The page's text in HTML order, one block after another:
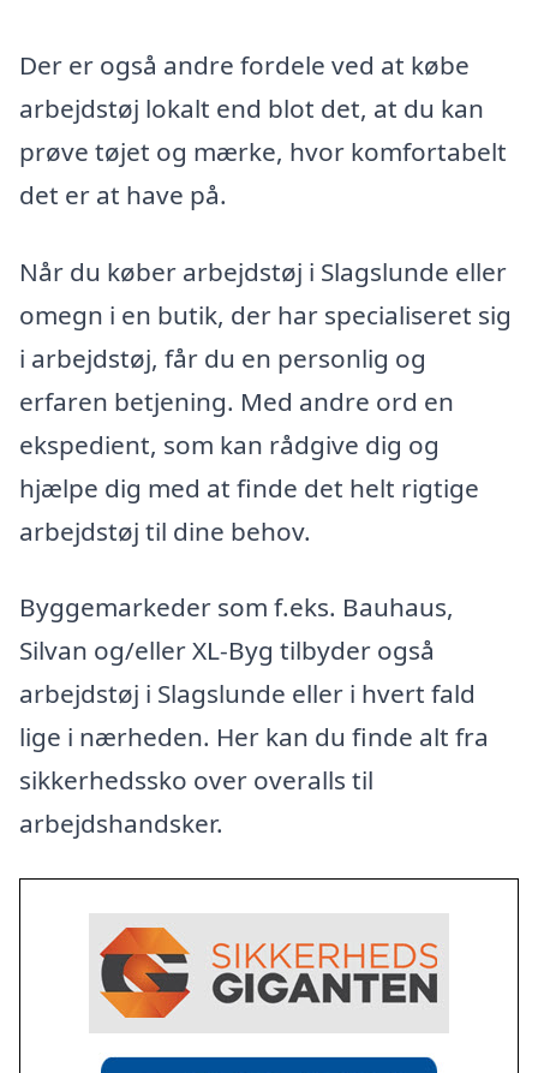
Der er også andre fordele ved at købe
arbejdstøj lokalt end blot det, at du kan
prøve tøjet og mærke, hvor komfortabelt
det er at have på.
Når du køber arbejdstøj i Slagslunde eller
omegn i en butik, der har specialiseret sig
i arbejdstøj, får du en personlig og
erfaren betjening. Med andre ord en
ekspedient, som kan rådgive dig og
hjælpe dig med at finde det helt rigtige
arbejdstøj til dine behov.
Byggemarkeder som f.eks. Bauhaus,
Silvan og/eller XL-Byg tilbyder også
arbejdstøj i Slagslunde eller i hvert fald
lige i nærheden. Her kan du finde alt fra
sikkerhedssko over overalls til
arbejdshandsker.